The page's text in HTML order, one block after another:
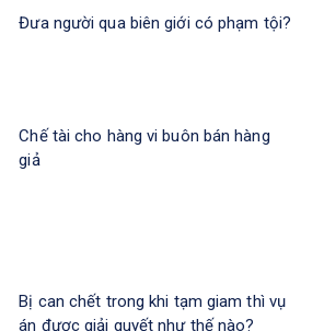
Đưa người qua biên giới có phạm tội?
Chế tài cho hàng vi buôn bán hàng
giả
Bị can chết trong khi tạm giam thì vụ
án được giải quyết như thế nào?